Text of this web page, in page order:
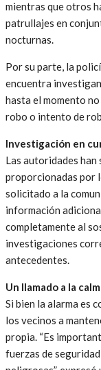
mientras que otros
patrullajes en
nocturnas.
Por su parte, la
encuentra
hasta el momento
robo o intento de
Investigación en
Las autoridades han
proporcionadas por
solicitado a la
información
completamente al
investigaciones
antecedentes.
Un llamado a la
Si bien la alarma es
los vecinos a
propia. “Es
fuerzas de